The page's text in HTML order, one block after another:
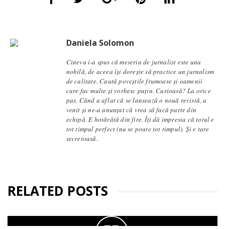
Daniela Solomon
Cineva i-a spus că meseria de jurnalist este una
nobilă, de aceea își dorește să practice un jurnalism
de calitate. Caută poveștile frumoase și oamenii
care fac multe și vorbesc puțin. Curioasă? La orice
pas. Când a aflat că se lansează o nouă revistă, a
venit și ne-a anunțat că vrea să facă parte din
echipă. E hotărâtă din fire. Îți dă impresia că totul e
tot timpul perfect (nu se poate tot timpul). Și e tare
secretoasă.
RELATED POSTS